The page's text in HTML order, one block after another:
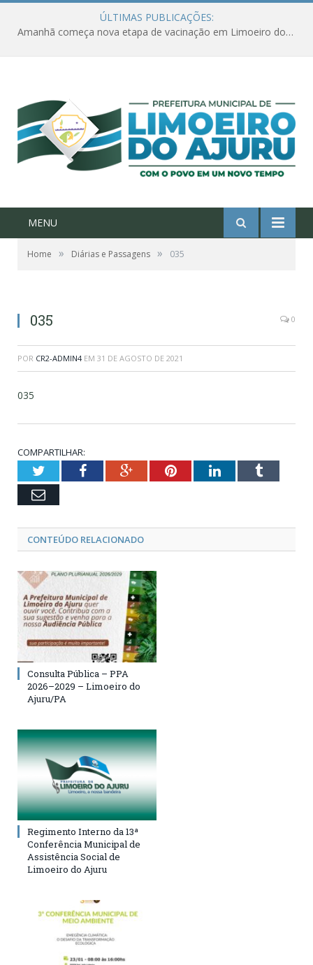
ÚLTIMAS PUBLICAÇÕES:
Amanhã começa nova etapa de vacinação em Limoeiro do Ajuru para idosos com 65 ou mais
MENU
Home » Diárias e Passagens » 035
035 0
POR CR2-ADMIN4 EM 31 DE AGOSTO DE 2021
035
COMPARTILHAR:
TwitterFacebookGoogle+PinterestLinkedInTumblr
Email
CONTEÚDO RELACIONADO
Consulta Pública – PPA
2026–2029 – Limoeiro do
Ajuru/PA
Regimento Interno da 13ª
Conferência Municipal de
Assistência Social de
Limoeiro do Ajuru